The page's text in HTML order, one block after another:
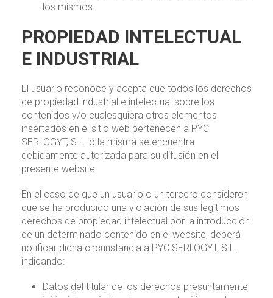
los mismos.
PROPIEDAD INTELECTUAL
E INDUSTRIAL
El usuario reconoce y acepta que todos los derechos
de propiedad industrial e intelectual sobre los
contenidos y/o cualesquiera otros elementos
insertados en el sitio web pertenecen a PYC
SERLOGYT, S.L. o la misma se encuentra
debidamente autorizada para su difusión en el
presente website.
En el caso de que un usuario o un tercero consideren
que se ha producido una violación de sus legítimos
derechos de propiedad intelectual por la introducción
de un determinado contenido en el website, deberá
notificar dicha circunstancia a PYC SERLOGYT, S.L.
indicando:
Datos del titular de los derechos presuntamente